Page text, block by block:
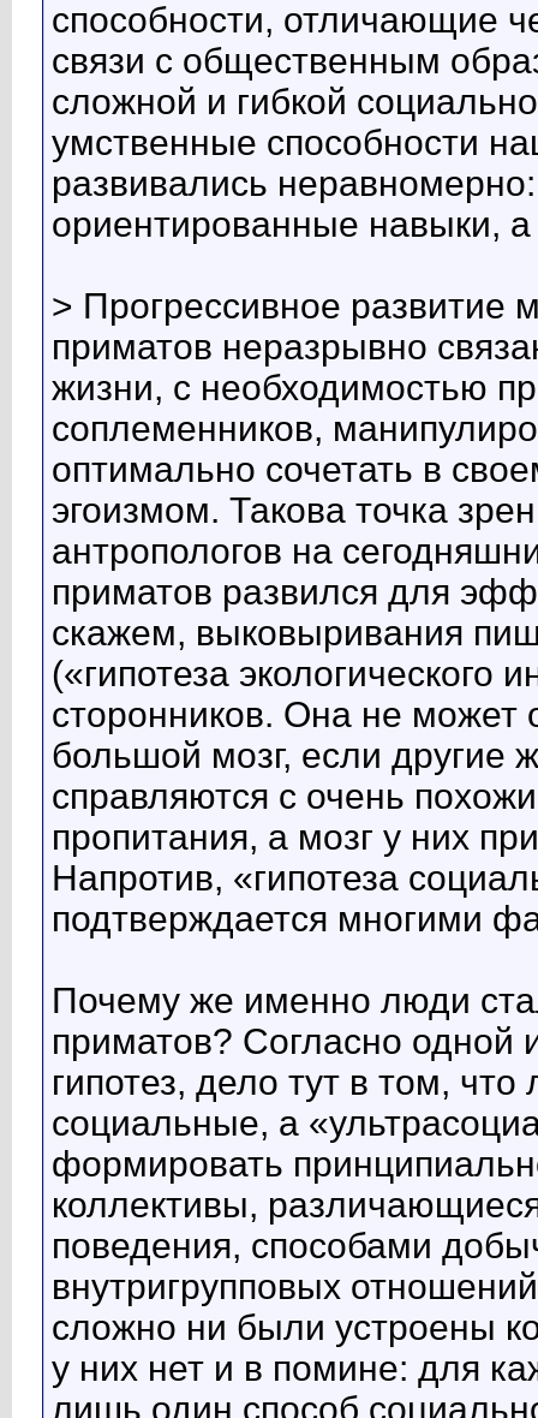
способности, отличающие
связи с общественным
сложной и гибкой
умственные способности
развивались
ориентированные навыки,
> Прогрессивное развитие
приматов неразрывно
жизни, с необходимостью
соплеменников,
оптимально сочетать в
эгоизмом. Такова точка
антропологов на
приматов развился для
скажем, выковыривания
(«гипотеза экологического
сторонников. Она не может
большой мозг, если другие
справляются с очень
пропитания, а мозг у них
Напротив, «гипотеза
подтверждается многими
Почему же именно люди
приматов? Согласно одной
гипотез, дело тут в том,
социальные, а
формировать
коллективы,
поведения, способами
внутригрупповых
сложно ни были устроены
у них нет и в помине: для
лишь один способ